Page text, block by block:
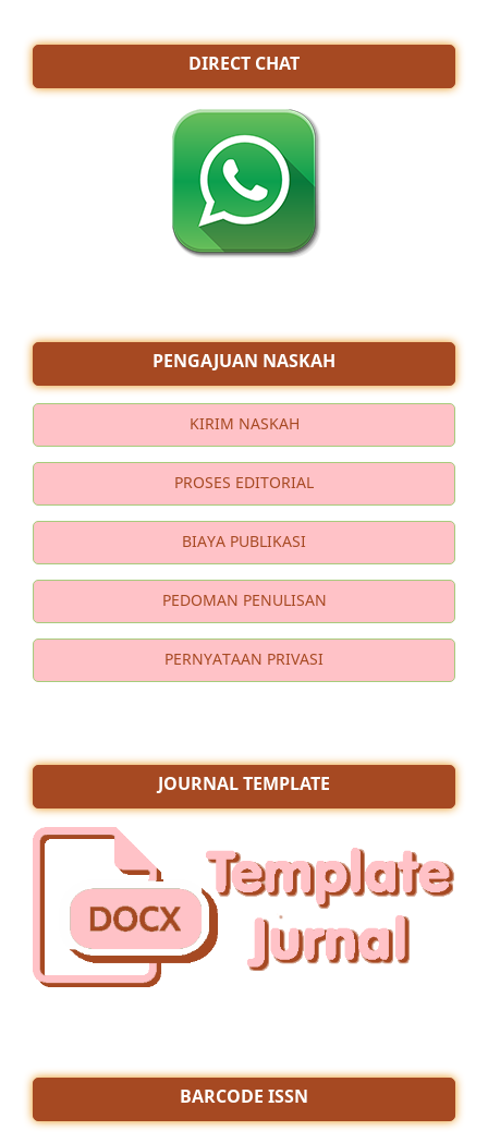
DIRECT CHAT
PENGAJUAN NASKAH
KIRIM NASKAH
PROSES EDITORIAL
BIAYA PUBLIKASI
PEDOMAN PENULISAN
PERNYATAAN PRIVASI
JOURNAL TEMPLATE
BARCODE ISSN